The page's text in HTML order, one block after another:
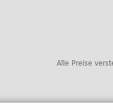
Alle Preise